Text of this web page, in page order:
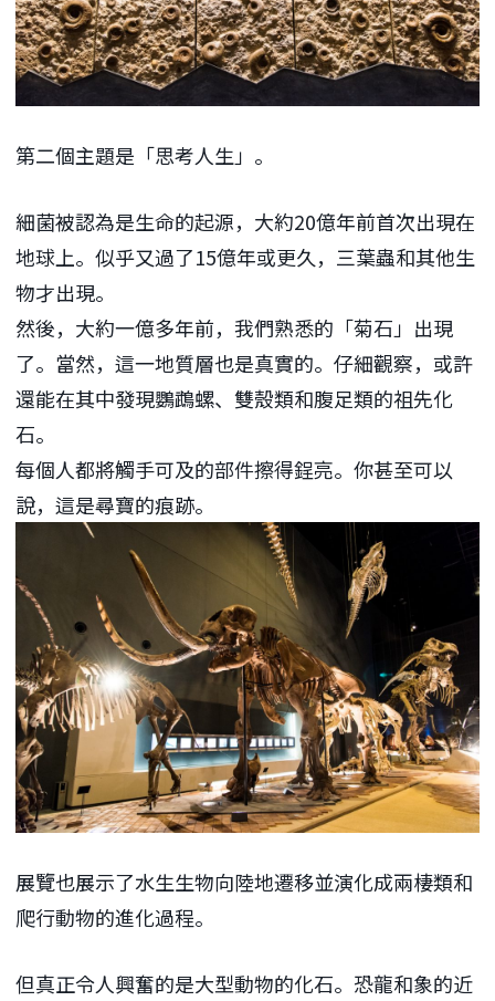
第二個主題是「思考人生」。
細菌被認為是生命的起源，大約20億年前首次出現在
地球上。似乎又過了15億年或更久，三葉蟲和其他生
物才出現。
然後，大約一億多年前，我們熟悉的「菊石」出現
了。當然，這一地質層也是真實的。仔細觀察，或許
還能在其中發現鸚鵡螺、雙殼類和腹足類的祖先化
石。
每個人都將觸手可及的部件擦得鋥亮。你甚至可以
說，這是尋寶的痕跡。
展覽也展示了水生生物向陸地遷移並演化成兩棲類和
爬行動物的進化過程。
但真正令人興奮的是大型動物的化石。恐龍和象的近